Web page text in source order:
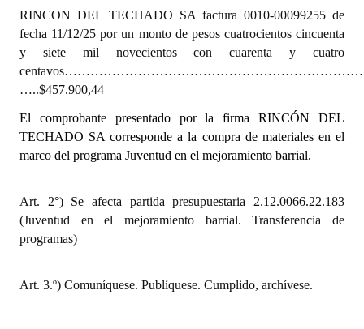
Antiguos Pobladores
Noticias Destacadas
Registros y Distinciones
Datos Históricos
Premio al Mérito - Registro
Mujeres que Dejaron Huellas - Registro
Ciudadano Ilustre - Registro
RINCON DEL TECHADO SA factura 0010-00099255 de
fecha 11/12/25 por un monto de pesos cuatrocientos cincuenta
y siete mil novecientos con cuarenta y cuatro
…..$457.900,44
El comprobante presentado por la firma RINCÓN DEL
TECHADO SA correspondea la compra de materiales en el
marco del programa Juventud en el mejoramiento barrial.
Art. 2°) Se afecta partida presupuestaria 2.12.0066.22.183
(Juventud en el mejoramiento barrial. Transferencia de
programas)
Art. 3.º) Comuníquese. Publíquese. Cumplido, archívese.